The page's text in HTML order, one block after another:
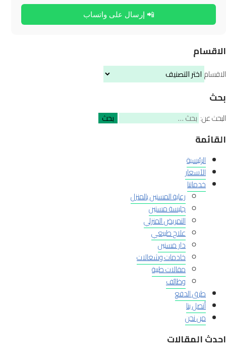
📲 إرسال على واتساب
الاقسام
الاقسام
بحث
البحث عن:
القائمة
الرئيسية
الآسعار
خدماتنا
رعاية المسنين بالمنزل
جليسة مسنين
التمريض المنزلي
علاج طبيعي
دار مسنين
خادمات وشغالات
مقالات طبية
وظائف
طرق الدفع
أتصل بنا
من نحن
احدث المقالات